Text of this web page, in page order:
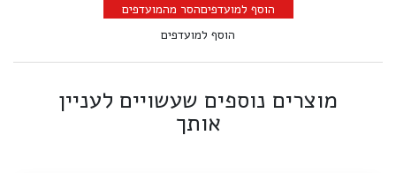
הוסף למועדפיםהסר מהמועדפים
הוסף למועדפים
מוצרים נוספים שעשויים לעניין
אותך